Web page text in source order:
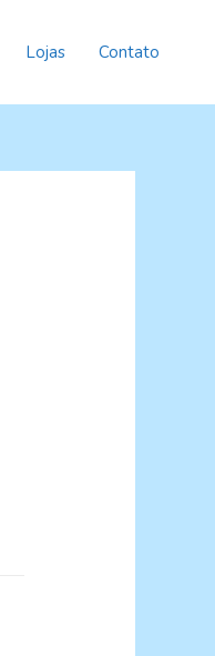
Lojas Contato